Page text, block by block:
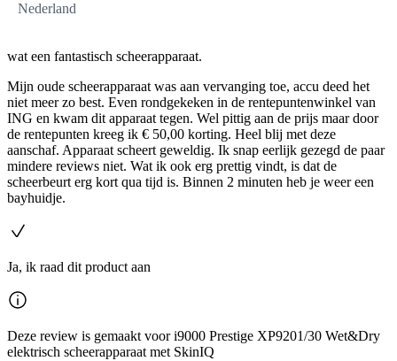
Nederland
wat een fantastisch scheerapparaat.
Mijn oude scheerapparaat was aan vervanging toe, accu deed het
niet meer zo best. Even rondgekeken in de rentepuntenwinkel van
ING en kwam dit apparaat tegen. Wel pittig aan de prijs maar door
de rentepunten kreeg ik € 50,00 korting. Heel blij met deze
aanschaf. Apparaat scheert geweldig. Ik snap eerlijk gezegd de paar
mindere reviews niet. Wat ik ook erg prettig vindt, is dat de
scheerbeurt erg kort qua tijd is. Binnen 2 minuten heb je weer een
bayhuidje.
Ja, ik raad dit product aan
Deze review is gemaakt voor i9000 Prestige XP9201/30 Wet&Dry
elektrisch scheerapparaat met SkinIQ